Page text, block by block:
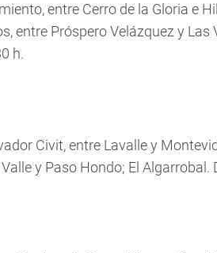
entre Cerro de la Gloria e
entre Próspero Velázquez y Las
h.
Civit, entre Lavalle y
y Paso Hondo; El Algarrobal.